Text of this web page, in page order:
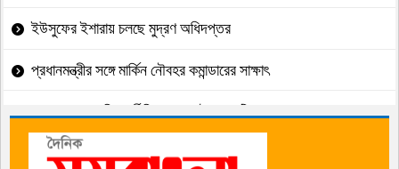
ইউসুফের ইশারায় চলছে মুদ্রণ অধিদপ্তর
প্রধানমন্ত্রীর সঙ্গে মার্কিন নৌবহর কমান্ডারের সাক্ষাৎ
চেয়ারম্যান-এমডির দুর্নীতিতে সঙ্কটে ব্যাংকটি
ঢামেকে সিন্ডিকেটের বিরুদ্ধে দুদকে অভিযোগ